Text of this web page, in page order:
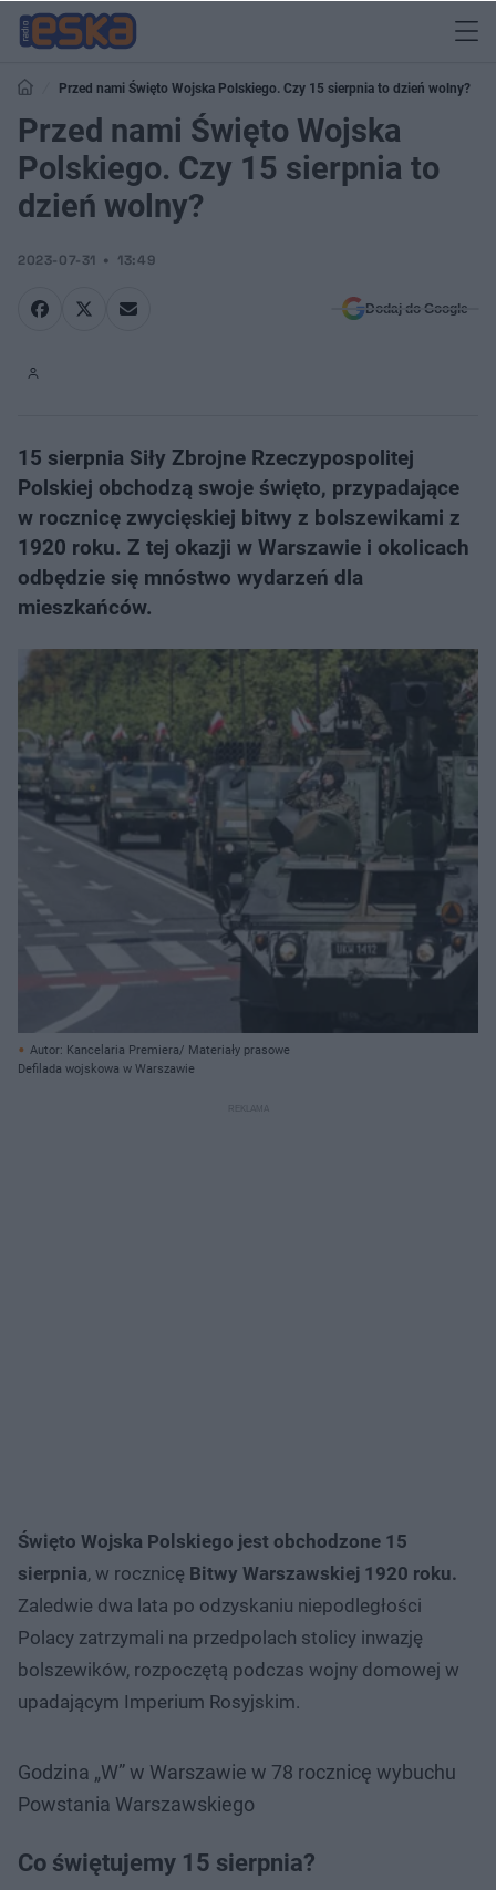
Przed nami Święto Wojska Polskiego. Czy 15 sierpnia to dzień wolny?
Przed nami Święto Wojska
Polskiego. Czy 15 sierpnia to
dzień wolny?
2023-07-31 13:49
Dodaj do Google
15 sierpnia Siły Zbrojne Rzeczypospolitej
Polskiej obchodzą swoje święto, przypadające
w rocznicę zwycięskiej bitwy z bolszewikami z
1920 roku. Z tej okazji w Warszawie i okolicach
odbędzie się mnóstwo wydarzeń dla
mieszkańców.
Autor: Kancelaria Premiera/ Materiały prasowe
Defilada wojskowa w Warszawie
Święto Wojska Polskiego jest obchodzone 15
sierpnia, w rocznicę Bitwy Warszawskiej 1920 roku.
Zaledwie dwa lata po odzyskaniu niepodległości
Polacy zatrzymali na przedpolach stolicy inwazję
bolszewików, rozpoczętą podczas wojny domowej w
upadającym Imperium Rosyjskim.
Godzina „W” w Warszawie w 78 rocznicę wybuchu
Powstania Warszawskiego
Co świętujemy 15 sierpnia?